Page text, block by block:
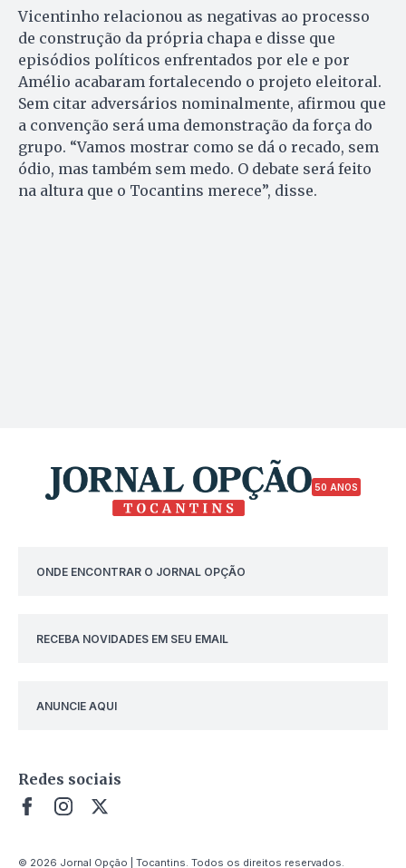
Vicentinho relacionou as negativas ao processo
de construção da própria chapa e disse que
episódios políticos enfrentados por ele e por
Amélio acabaram fortalecendo o projeto eleitoral.
Sem citar adversários nominalmente, afirmou que
a convenção será uma demonstração da força do
grupo. “Vamos mostrar como se dá o recado, sem
ódio, mas também sem medo. O debate será feito
na altura que o Tocantins merece”, disse.
50 ANOS
ONDE ENCONTRAR O JORNAL OPÇÃO
RECEBA NOVIDADES EM SEU EMAIL
ANUNCIE AQUI
Redes sociais
© 2026 Jornal Opção | Tocantins. Todos os direitos reservados.